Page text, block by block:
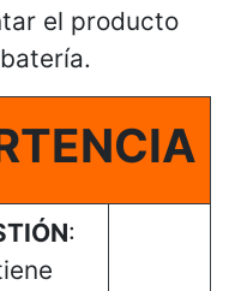
el producto
: